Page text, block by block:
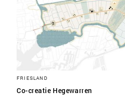
FRIESLAND
Co-creatie Hegewarren